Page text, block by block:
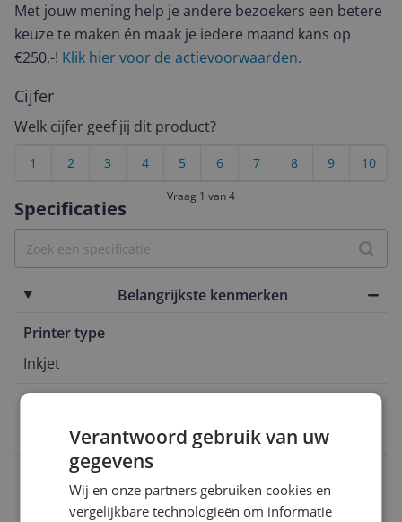
Specificaties
Belangrijkste kenmerken
Printer type
Inkjet
Kopiëren
Type cartridge/toner
Losse patronen per kleur
Met jouw mening help je andere bezoekers een betere
keuze te maken én maak je iedere maand kans op
€250,-! Klik hier voor de actievoorwaarden.
Cijfer
Welk cijfer geef jij dit product?
10
9
8
7
6
5
4
3
2
1
Vraag 1 van 4
Verantwoord gebruik van uw
gegevens
Wij en onze partners gebruiken cookies en
vergelijkbare technologieën om informatie